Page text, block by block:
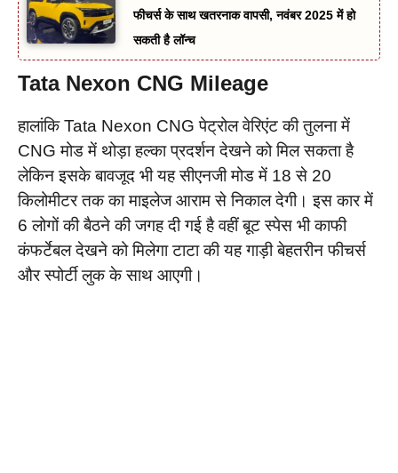
फीचर्स के साथ खतरनाक वापसी, नवंबर 2025 में हो
सकती है लॉन्च
Tata Nexon CNG Mileage
हालांकि Tata Nexon CNG पेट्रोल वेरिएंट की तुलना में
CNG मोड में थोड़ा हल्का प्रदर्शन देखने को मिल सकता है
लेकिन इसके बावजूद भी यह सीएनजी मोड में 18 से 20
किलोमीटर तक का माइलेज आराम से निकाल देगी। इस कार में
6 लोगों की बैठने की जगह दी गई है वहीं बूट स्पेस भी काफी
कंफर्टेबल देखने को मिलेगा टाटा की यह गाड़ी बेहतरीन फीचर्स
और स्पोर्टी लुक के साथ आएगी।